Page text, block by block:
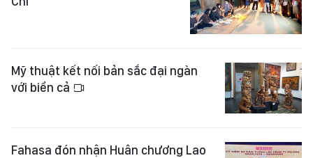
Mỹ thuật kết nối bản sắc đại ngàn
với biển cả
Fahasa đón nhận Huân chương Lao